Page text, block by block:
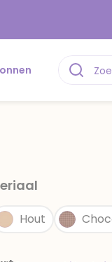
Hout